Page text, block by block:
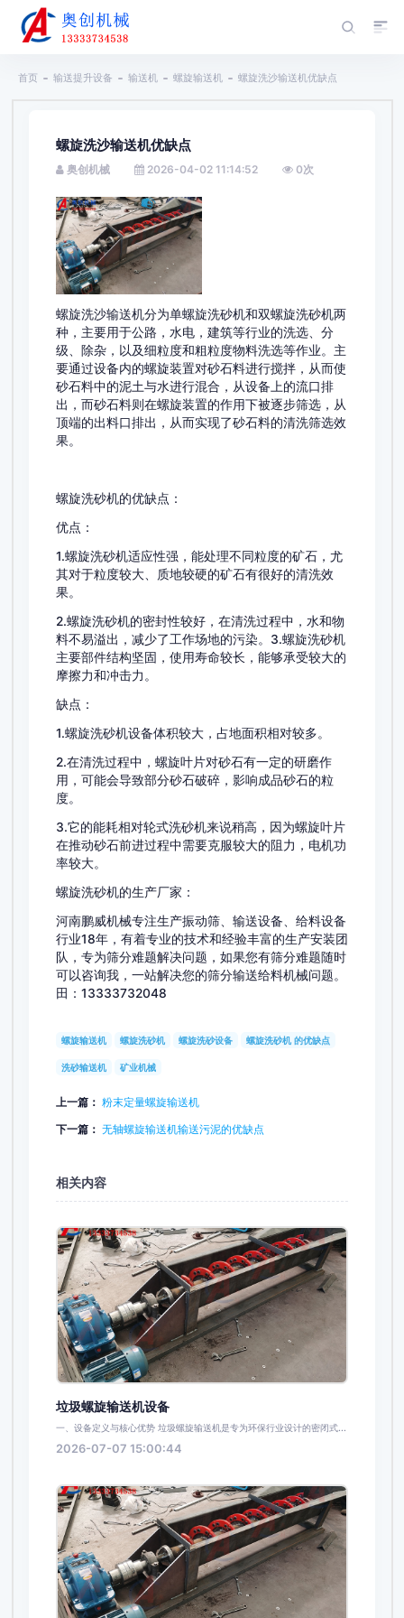
首页 输送提升设备 输送机 螺旋输送机 螺旋洗沙输送机优缺点
螺旋洗沙输送机优缺点
奥创机械 2026-04-02 11:14:52 0次
螺旋洗沙输送机分为单螺旋洗砂机和双螺旋洗砂机两
种，主要用于公路，水电，建筑等行业的洗选、分
级、除杂，以及细粒度和粗粒度物料洗选等作业。主
要通过设备内的螺旋装置对砂石料进行搅拌，从而使
砂石料中的泥土与水进行混合，从设备上的流口排
出，而砂石料则在螺旋装置的作用下被逐步筛选，从
顶端的出料口排出，从而实现了砂石料的清洗筛选效
果。
螺旋洗砂机的优缺点：
优点：
1.螺旋洗砂机适应性强，能处理不同粒度的矿石，尤
其对于粒度较大、质地较硬的矿石有很好的清洗效
果。
2.螺旋洗砂机的密封性较好，在清洗过程中，水和物
料不易溢出，减少了工作场地的污染。3.螺旋洗砂机
主要部件结构坚固，使用寿命较长，能够承受较大的
摩擦力和冲击力。
缺点：
1.螺旋洗砂机设备体积较大，占地面积相对较多。
2.在清洗过程中，螺旋叶片对砂石有一定的研磨作
用，可能会导致部分砂石破碎，影响成品砂石的粒
度。
3.它的能耗相对轮式洗砂机来说稍高，因为螺旋叶片
在推动砂石前进过程中需要克服较大的阻力，电机功
率较大。
螺旋洗砂机的生产厂家：
河南鹏威机械专注生产振动筛、输送设备、给料设备
行业18年，有着专业的技术和经验丰富的生产安装团
队，专为筛分难题解决问题，如果您有筛分难题随时
可以咨询我，一站解决您的筛分输送给料机械问题。
田：13333732048
螺旋输送机 螺旋洗砂机 螺旋洗砂设备 螺旋洗砂机 的优缺点
洗砂输送机 矿业机械
上一篇： 粉末定量螺旋输送机
下一篇： 无轴螺旋输送机输送污泥的优缺点
相关内容
垃圾螺旋输送机设备
一、设备定义与核心优势 垃圾螺旋输送机是专为环保行业设计的密闭式...
2026-07-07 15:00:44